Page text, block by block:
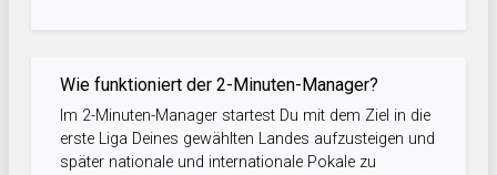
Wie funktioniert der 2-Minuten-Manager?
Im 2-Minuten-Manager startest Du mit dem Ziel in die
erste Liga Deines gewählten Landes aufzusteigen und
später nationale und internationale Pokale zu